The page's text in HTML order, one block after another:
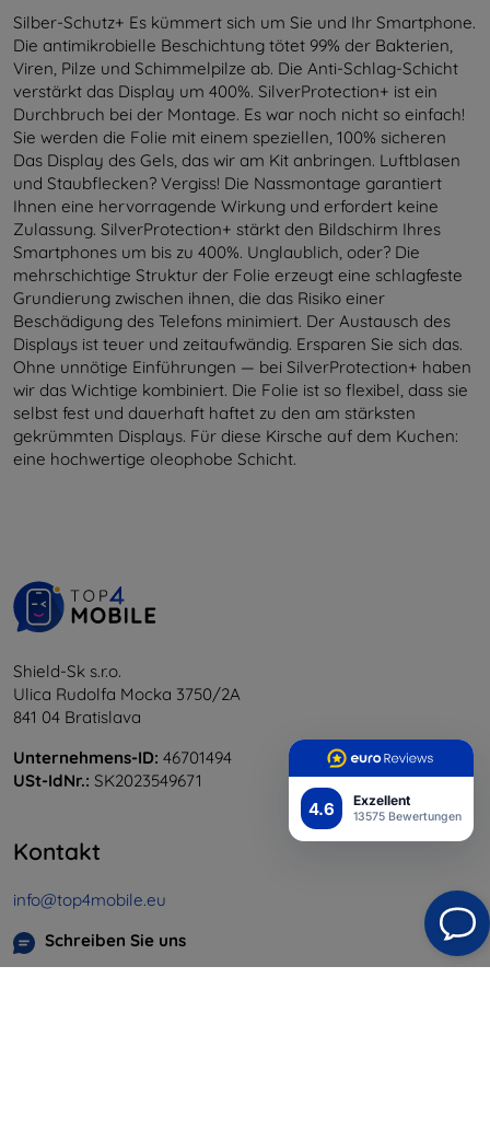
4.6 Exzellent
13575 Bewertungen
Silber-Schutz+ Es kümmert sich um Sie und Ihr Smartphone.
Die antimikrobielle Beschichtung tötet 99% der Bakterien,
Viren, Pilze und Schimmelpilze ab. Die Anti-Schlag-Schicht
verstärkt das Display um 400%. SilverProtection+ ist ein
Durchbruch bei der Montage. Es war noch nicht so einfach!
Sie werden die Folie mit einem speziellen, 100% sicheren
Das Display des Gels, das wir am Kit anbringen. Luftblasen
und Staubflecken? Vergiss! Die Nassmontage garantiert
Ihnen eine hervorragende Wirkung und erfordert keine
Zulassung. SilverProtection+ stärkt den Bildschirm Ihres
Smartphones um bis zu 400%. Unglaublich, oder? Die
mehrschichtige Struktur der Folie erzeugt eine schlagfeste
Grundierung zwischen ihnen, die das Risiko einer
Beschädigung des Telefons minimiert. Der Austausch des
Displays ist teuer und zeitaufwändig. Ersparen Sie sich das.
Ohne unnötige Einführungen — bei SilverProtection+ haben
wir das Wichtige kombiniert. Die Folie ist so flexibel, dass sie
selbst fest und dauerhaft haftet zu den am stärksten
gekrümmten Displays. Für diese Kirsche auf dem Kuchen:
eine hochwertige oleophobe Schicht.
Shield-Sk s.r.o.
Ulica Rudolfa Mocka 3750/2A
841 04 Bratislava
Unternehmens-ID: 46701494
USt-IdNr.: SK2023549671
Kontakt
info@top4mobile.eu
Schreiben Sie uns